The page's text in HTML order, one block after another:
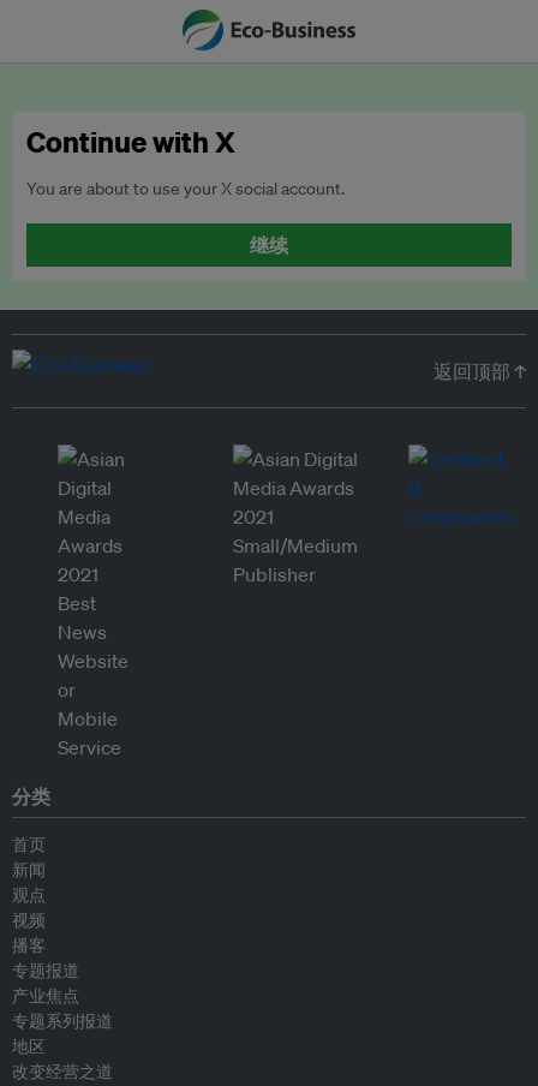
Continue with X
You are about to use your X social account.
继续
返回顶部 ↑
分类
首页
新闻
观点
视频
播客
专题报道
产业焦点
专题系列报道
地区
改变经营之道